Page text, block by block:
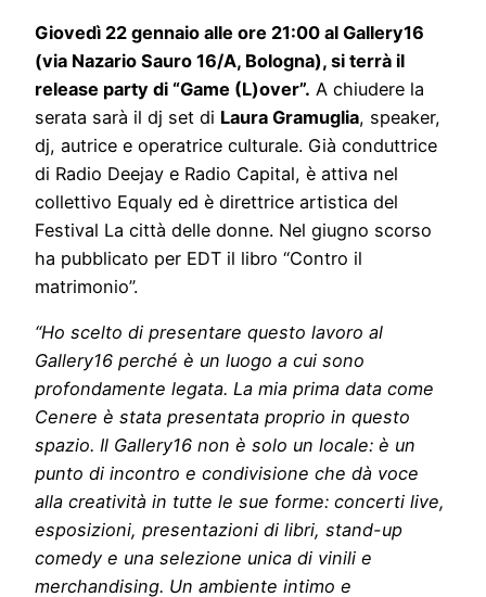
Giovedì 22 gennaio alle ore 21:00 al Gallery16
(via Nazario Sauro 16/A, Bologna), si terrà il
release party di “Game (L)over”. A chiudere la
serata sarà il dj set di Laura Gramuglia, speaker,
dj, autrice e operatrice culturale. Già conduttrice
di Radio Deejay e Radio Capital, è attiva nel
collettivo Equaly ed è direttrice artistica del
Festival La città delle donne. Nel giugno scorso
ha pubblicato per EDT il libro “Contro il
matrimonio”.
“Ho scelto di presentare questo lavoro al
Gallery16 perché è un luogo a cui sono
profondamente legata. La mia prima data come
Cenere è stata presentata proprio in questo
spazio. Il Gallery16 non è solo un locale: è un
punto di incontro e condivisione che dà voce
alla creatività in tutte le sue forme: concerti live,
esposizioni, presentazioni di libri, stand-up
comedy e una selezione unica di vinili e
merchandising. Un ambiente intimo e